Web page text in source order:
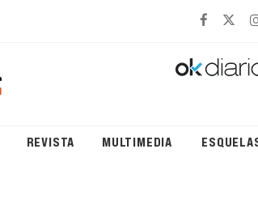
REVISTA MULTIMEDIA